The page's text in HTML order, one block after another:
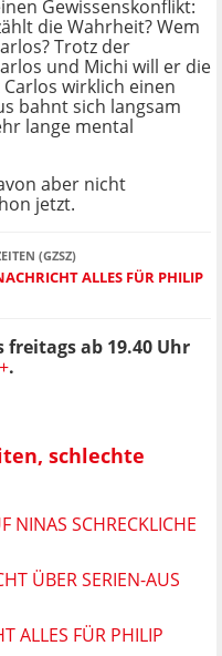
Gewissenskonflikt:
die Wahrheit? Wem
Trotz der
und Michi will er die
wirklich einen
bahnt sich langsam
lange mental
aber nicht
jetzt.
(GZSZ)
ALLES FÜR PHILIP
ab 19.40 Uhr
.
schlechte
NINAS SCHRECKLICHE
ÜBER SERIEN-AUS
ALLES FÜR PHILIP